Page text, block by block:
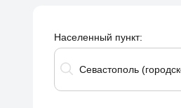
Населенный пункт:
Севастополь